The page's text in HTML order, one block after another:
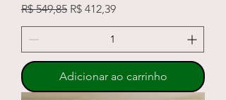
Preço normal
R$ 549,85 Preço promocional
R$ 412,39
Adicionar ao carrinho